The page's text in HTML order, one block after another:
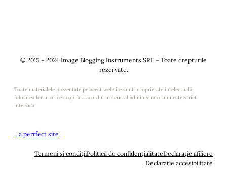
© 2015 – 2024 Image Blogging Instruments SRL – Toate drepturile
rezervate.
Toate materialele prezentate pe acest website sunt prioprietate intelectuală,
folosirea lor in orice scop fara acordul in scris al administratorului este strict
interzisa.
…a perrfect site
Termeni și condițiiPolitică de confidențialitateDeclarație afiliere
Declarație accesibilitate